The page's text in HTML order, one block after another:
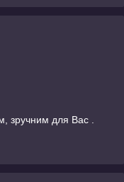
зручним для Вас .